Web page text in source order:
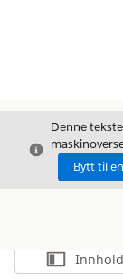
Avslutt
Denne
Bytt til
Vis
Innhold